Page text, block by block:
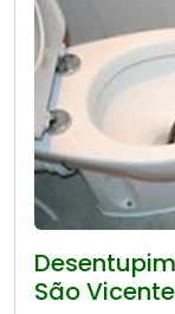
São